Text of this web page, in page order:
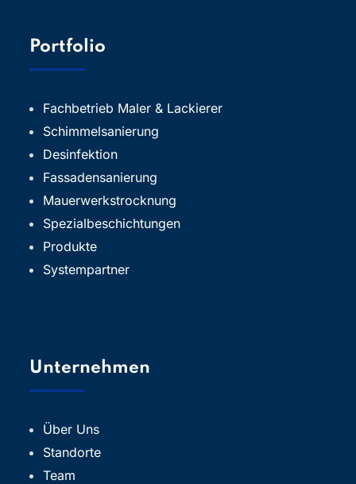
Portfolio
Fachbetrieb Maler & Lackierer
Schimmelsanierung
Desinfektion
Fassadensanierung
Mauerwerkstrocknung
Spezialbeschichtungen
Produkte
Systempartner
Unternehmen
Über Uns
Standorte
Team